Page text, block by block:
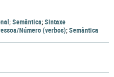
;Semântica;Sintaxe
Número (verbos);Semântica